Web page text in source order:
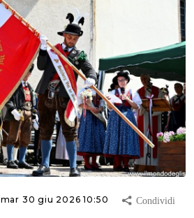
mar 30 giu 2026 10:50